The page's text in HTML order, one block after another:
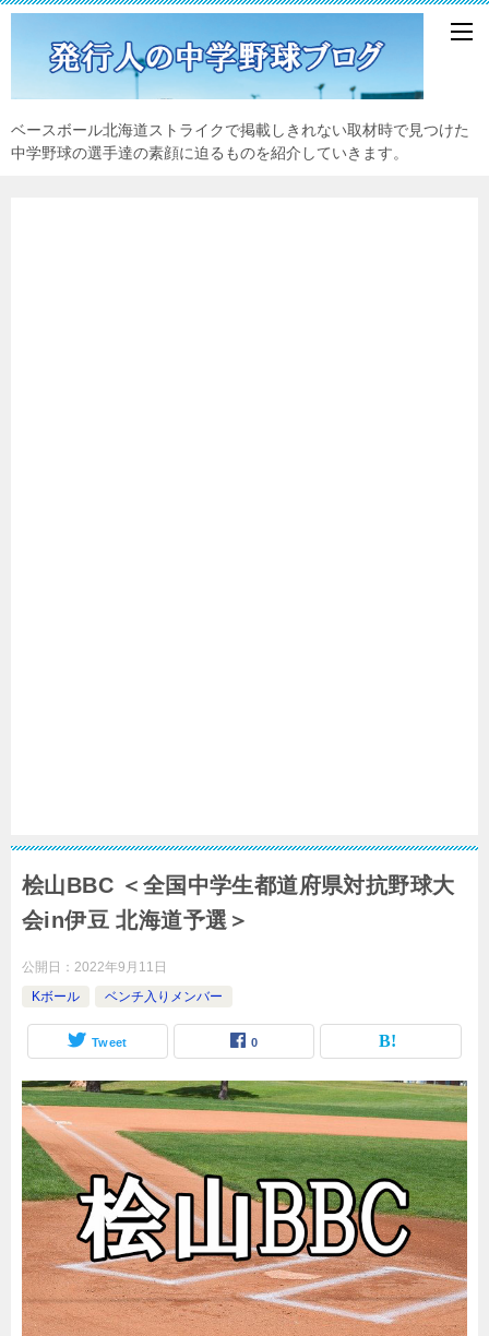
ベースボール北海道ストライクで掲載しきれない取材時で見つけた
中学野球の選手達の素顔に迫るものを紹介していきます。
桧山BBC ＜全国中学生都道府県対抗野球大
会in伊豆 北海道予選＞
公開日： 2022年9月11日
Kボール
ベンチ入りメンバー
Tweet 0